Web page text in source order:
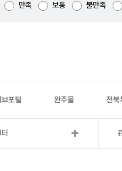
만족 보통 불만족
포털 완주몰 전북